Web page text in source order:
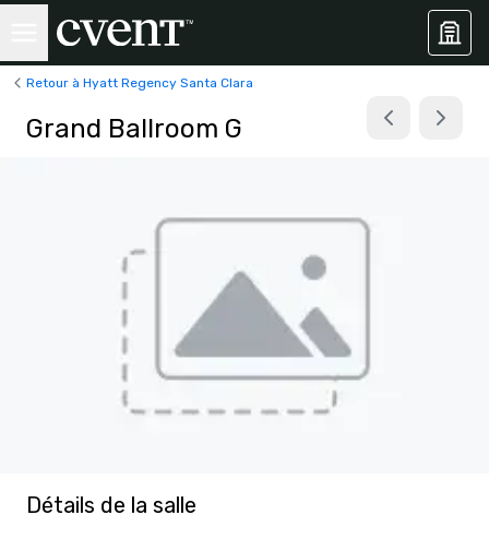
Retour à Hyatt Regency Santa Clara
Grand Ballroom G
Détails de la salle